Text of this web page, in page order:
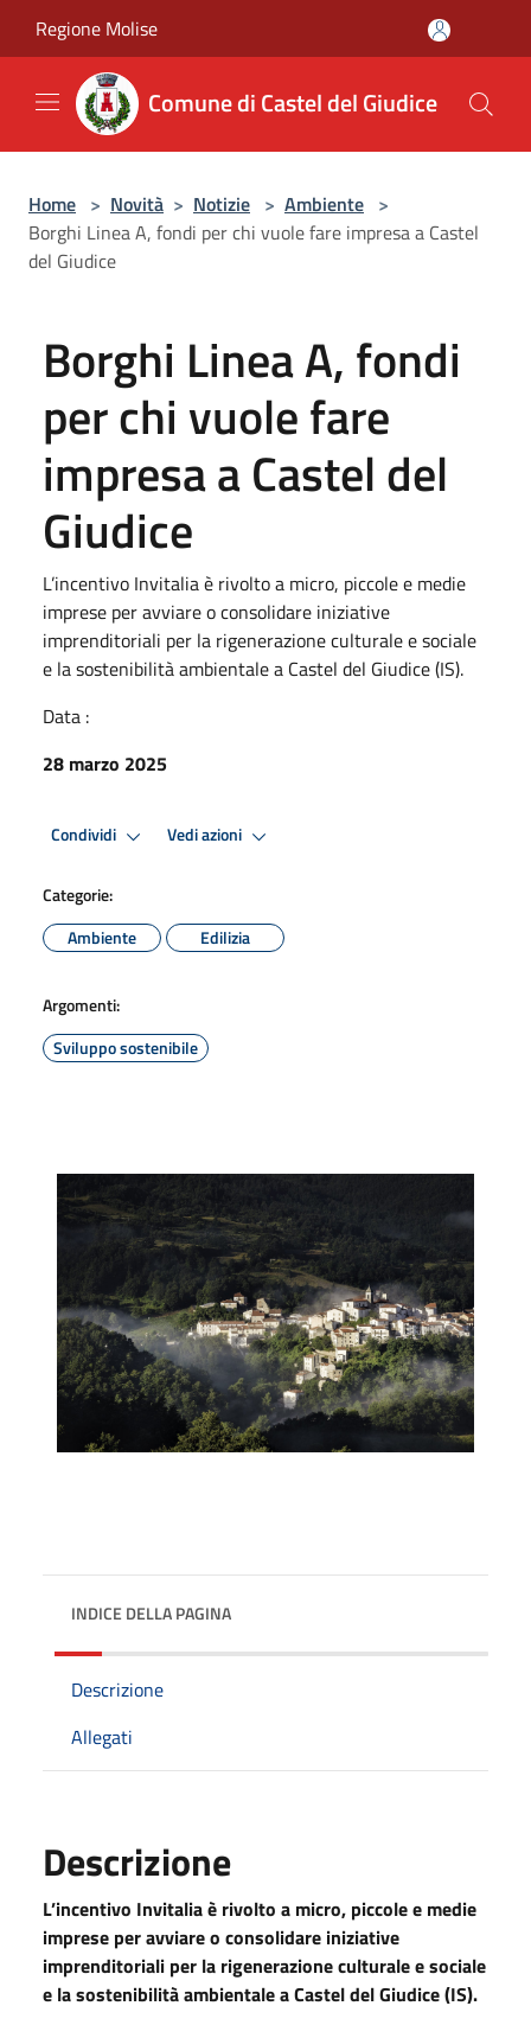
Regione Molise
Comune di Castel del Giudice
Home > Novità > Notizie > Ambiente >
Borghi Linea A, fondi per chi vuole fare impresa a Castel
del Giudice
Borghi Linea A, fondi
per chi vuole fare
impresa a Castel del
Giudice
L’incentivo Invitalia è rivolto a micro, piccole e medie
imprese per avviare o consolidare iniziative
imprenditoriali per la rigenerazione culturale e sociale
e la sostenibilità ambientale a Castel del Giudice (IS).
Data :
28 marzo 2025
Condividi Vedi azioni
Categorie:
Ambiente
Edilizia
Argomenti:
Sviluppo sostenibile
INDICE DELLA PAGINA
Descrizione
Allegati
Descrizione
L’incentivo Invitalia è rivolto a micro, piccole e medie
imprese per avviare o consolidare iniziative
imprenditoriali per la rigenerazione culturale e sociale
e la sostenibilità ambientale a Castel del Giudice (IS).